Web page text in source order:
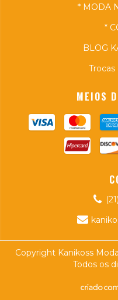
* MODA
*
BLOG
MEIOS
Copyright Kanikoss
Todos os